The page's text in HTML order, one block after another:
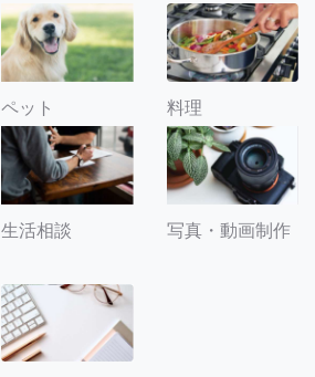
ペット 料理
生活相談 写真・動画制作